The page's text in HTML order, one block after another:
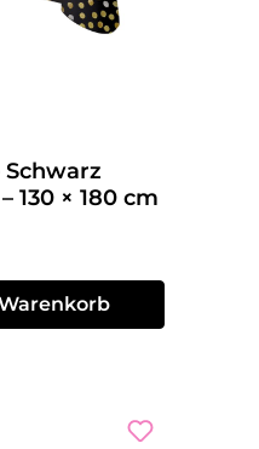
Schwarz
130 × 180 cm